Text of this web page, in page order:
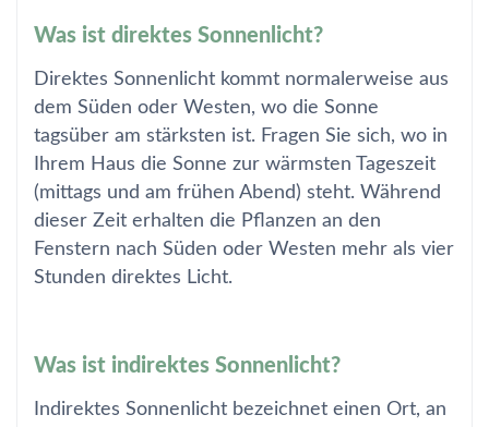
Was ist direktes Sonnenlicht?
Direktes Sonnenlicht kommt normalerweise aus
dem Süden oder Westen, wo die Sonne
tagsüber am stärksten ist. Fragen Sie sich, wo in
Ihrem Haus die Sonne zur wärmsten Tageszeit
(mittags und am frühen Abend) steht. Während
dieser Zeit erhalten die Pflanzen an den
Fenstern nach Süden oder Westen mehr als vier
Stunden direktes Licht.
Was ist indirektes Sonnenlicht?
Indirektes Sonnenlicht bezeichnet einen Ort, an